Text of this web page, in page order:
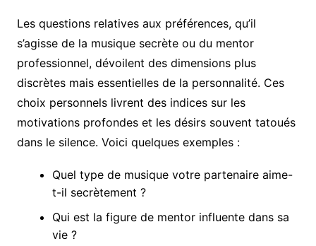
Les questions relatives aux préférences, qu’il
s’agisse de la musique secrète ou du mentor
professionnel, dévoilent des dimensions plus
discrètes mais essentielles de la personnalité. Ces
choix personnels livrent des indices sur les
motivations profondes et les désirs souvent tatoués
dans le silence. Voici quelques exemples :
Quel type de musique votre partenaire aime-
t-il secrètement ?
Qui est la figure de mentor influente dans sa
vie ?